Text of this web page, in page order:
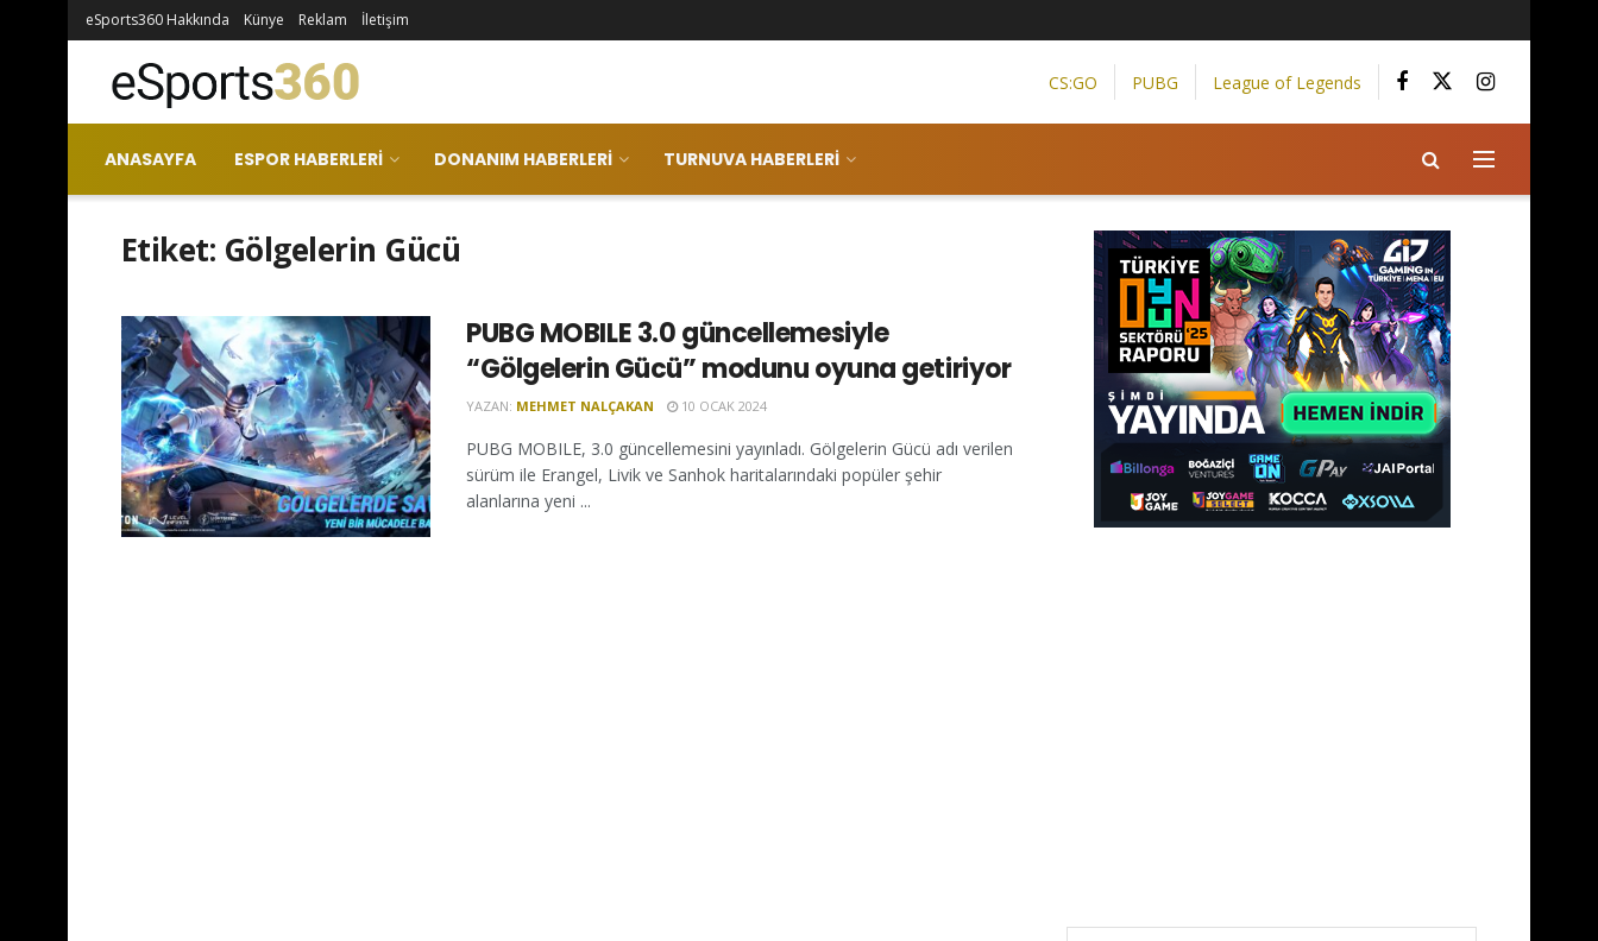
eSports360 Hakkında Künye Reklam İletişim
CS:GO PUBG League of Legends
ANASAYFA ESPOR HABERLERI DONANIM HABERLERI TURNUVA HABERLERI
Etiket: Gölgelerin Gücü
PUBG MOBILE 3.0 güncellemesiyle
“Gölgelerin Gücü” modunu oyuna getiriyor
YAZAN: MEHMET NALÇAKAN 10 OCAK 2024
PUBG MOBILE, 3.0 güncellemesini yayınladı. Gölgelerin Gücü adı verilen
sürüm ile Erangel, Livik ve Sanhok haritalarındaki popüler şehir
alanlarına yeni ...